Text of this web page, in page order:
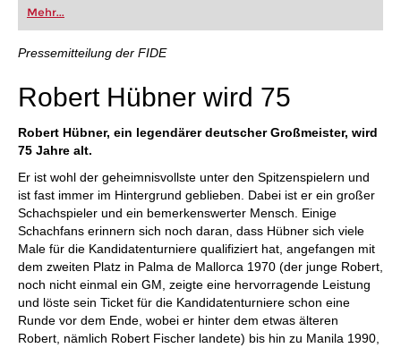
oder bereits auf Turnierniveau spielen: Mit
FRITZ trainieren Sie effizienter, intelligenter und
individueller als je zuvor.
Mehr...
Pressemitteilung der FIDE
Robert Hübner wird 75
Robert Hübner, ein legendärer deutscher Großmeister, wird
75 Jahre alt.
Er ist wohl der geheimnisvollste unter den Spitzenspielern und
ist fast immer im Hintergrund geblieben. Dabei ist er ein großer
Schachspieler und ein bemerkenswerter Mensch. Einige
Schachfans erinnern sich noch daran, dass Hübner sich viele
Male für die Kandidatenturniere qualifiziert hat, angefangen mit
dem zweiten Platz in Palma de Mallorca 1970 (der junge Robert,
noch nicht einmal ein GM, zeigte eine hervorragende Leistung
und löste sein Ticket für die Kandidatenturniere schon eine
Runde vor dem Ende, wobei er hinter dem etwas älteren
Robert, nämlich Robert Fischer landete) bis hin zu Manila 1990,